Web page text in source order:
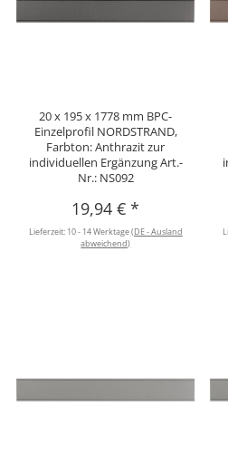
20 x 195 x 1778 mm BPC-
Einzelprofil NORDSTRAND,
Farbton: Anthrazit zur
individuellen Ergänzung Art.-
Nr.: NS092
19,94 €*
Lieferzeit: 10 - 14 Werktage(DE - Ausland
abweichend)